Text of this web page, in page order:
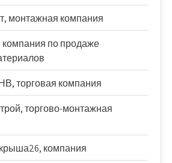
монтажная компания
по продаже
торговая компания
торгово-монтажная
компания